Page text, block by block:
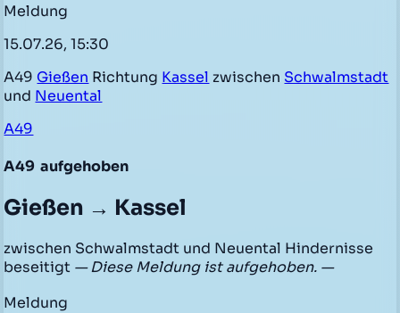
Meldung
15.07.26, 15:30
A49 Gießen Richtung Kassel zwischen Schwalmstadt
und Neuental
A49
A49 aufgehoben
Gießen → Kassel
zwischen Schwalmstadt und Neuental Hindernisse
beseitigt — Diese Meldung ist aufgehoben. —
Meldung